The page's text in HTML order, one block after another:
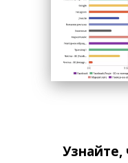
Узнайте,